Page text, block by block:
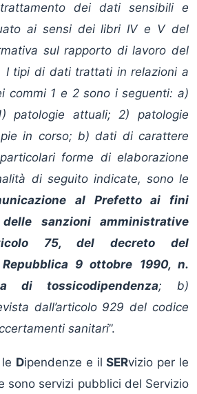
dei dati sensibili e
ai sensi dei libri IV e V del
sul rapporto di lavoro del
I tipi di dati trattati in relazioni a
commi 1 e 2 sono i seguenti: a)
patologie attuali; 2) patologie
in corso; b) dati di carattere
forme di elaborazione
di seguito indicate, sono le
al Prefetto ai fini
delle sanzioni amministrative
75, del decreto del
9 ottobre 1990, n.
di tossicodipendenza; b)
dall’articolo 929 del codice
sanitari”.
Dipendenze e ilSERvizio per le
sono servizi pubblici del Servizio